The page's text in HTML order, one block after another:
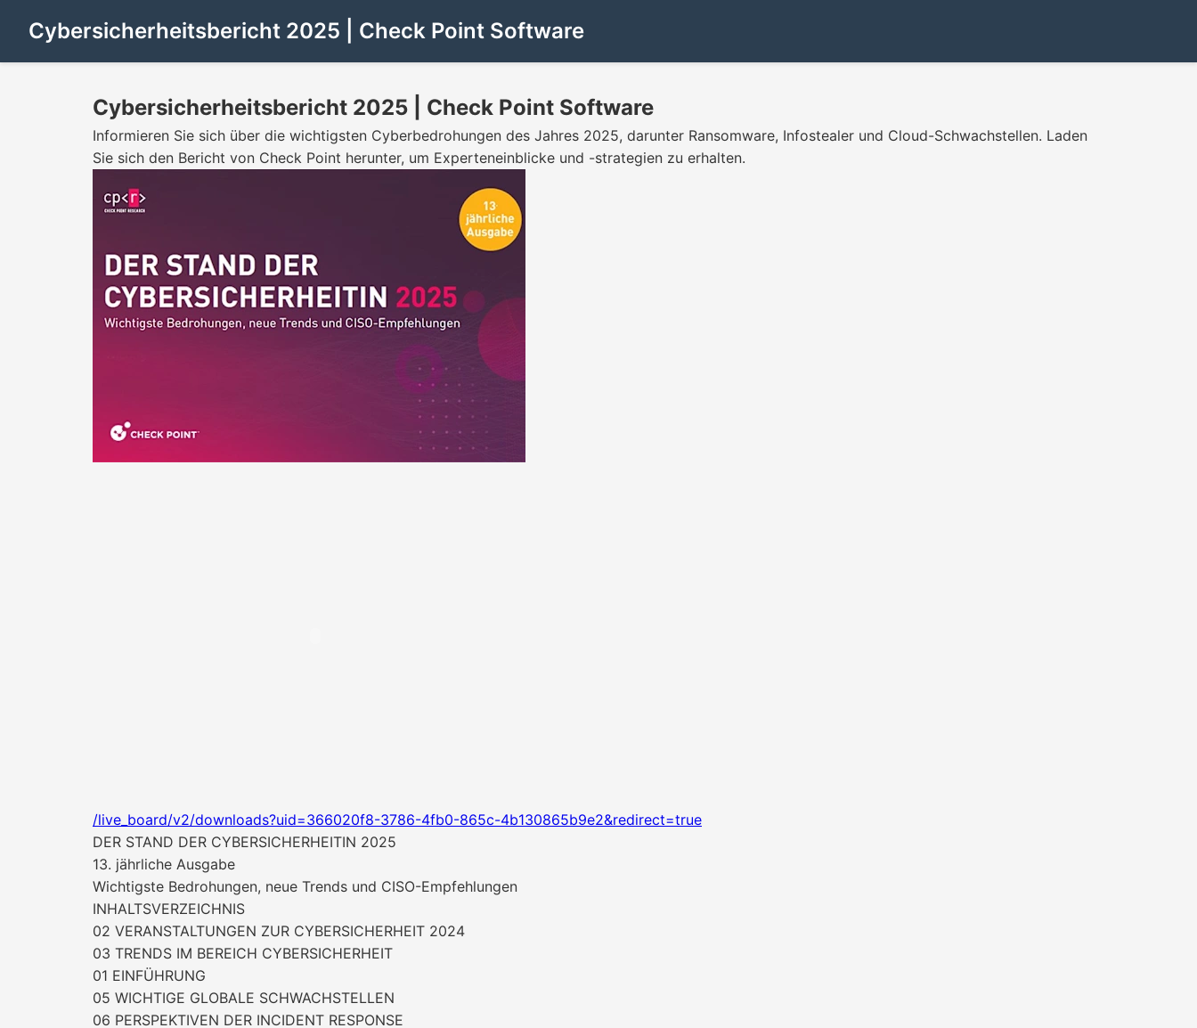
Cybersicherheitsbericht 2025 | Check Point Software
Cybersicherheitsbericht 2025 | Check Point Software
Informieren Sie sich über die wichtigsten Cyberbedrohungen des Jahres 2025, darunter Ransomware, Infostealer und Cloud-Schwachstellen. Laden
Sie sich den Bericht von Check Point herunter, um Experteneinblicke und -strategien zu erhalten.
/live_board/v2/downloads?uid=366020f8-3786-4fb0-865c-4b130865b9e2&redirect=true
DER STAND DER CYBERSICHERHEITIN 2025
13. jährliche Ausgabe
Wichtigste Bedrohungen, neue Trends und CISO-Empfehlungen
INHALTSVERZEICHNIS
02 VERANSTALTUNGEN ZUR CYBERSICHERHEIT 2024
03 TRENDS IM BEREICH CYBERSICHERHEIT
01 EINFÜHRUNG
05 WICHTIGE GLOBALE SCHWACHSTELLEN
06 PERSPEKTIVEN DER INCIDENT RESPONSE